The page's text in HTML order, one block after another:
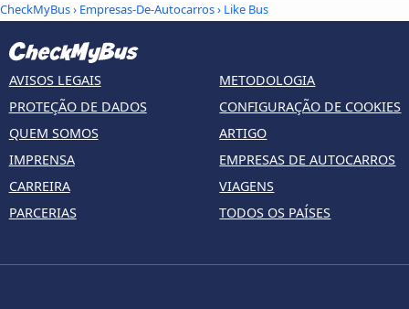
CheckMyBus› Empresas-De-Autocarros› Like Bus
AVISOS LEGAIS
PROTEÇÃO DE DADOS
QUEM SOMOS
IMPRENSA
CARREIRA
PARCERIAS
METODOLOGIA
CONFIGURAÇÃO DE COOKIES
ARTIGO
EMPRESAS DE AUTOCARROS
VIAGENS
TODOS OS PAÍSES